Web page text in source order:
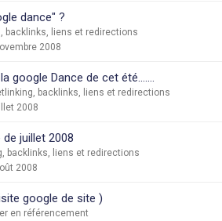
dance" ?
backlinks, liens et redirections
2008
google Dance de cet été.......
backlinks, liens et redirections
2008
juillet 2008
backlinks, liens et redirections
2008
google de site )
en référencement